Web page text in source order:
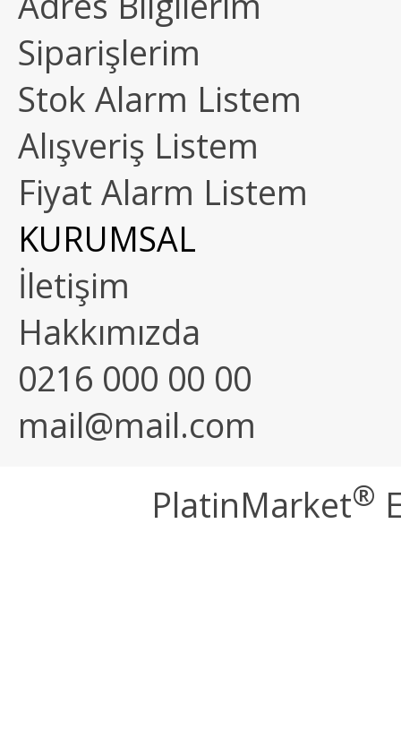
Siparişlerim
Stok Alarm Listem
Alışveriş Listem
Fiyat Alarm Listem
KURUMSAL
İletişim
Hakkımızda
0216 000 00 00
mail@mail.com
PlatinMarket®